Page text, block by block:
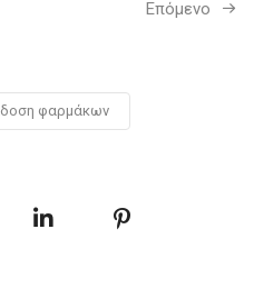
Επόμενο
φαρμάκων